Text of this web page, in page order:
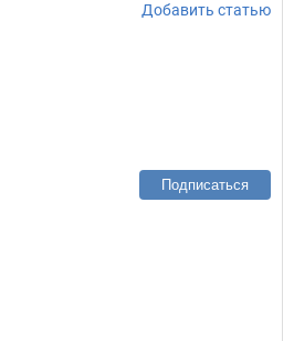
Добавить статью
Подписаться